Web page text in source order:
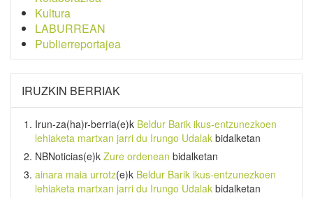
Kultura
LABURREAN
Publierreportajea
IRUZKIN BERRIAK
Irun-za(ha)r-berria(e)k Beldur Barik ikus-entzunezkoen
lehiaketa martxan jarri du Irungo Udalak bidalketan
NBNoticias(e)k Zure ordenean bidalketan
ainara maia urrotz(e)k Beldur Barik ikus-entzunezkoen
lehiaketa martxan jarri du Irungo Udalak bidalketan